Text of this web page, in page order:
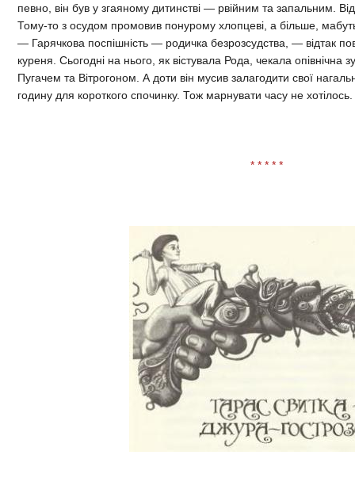
певно, він був у згаяному дитинстві — рвійним та запальним.
Тому-то з осудом промовив понурому хлопцеві, а більше,
— Гарячкова поспішність — родичка безрозсудства, — відтак
куреня. Сьогодні на нього, як вістувала Рода, чекала опівнічна
Пугачем та Вітрогоном. А доти він мусив залагодити свої
годину для короткого спочинку. Тож марнувати часу не хотілось.
* * * * *